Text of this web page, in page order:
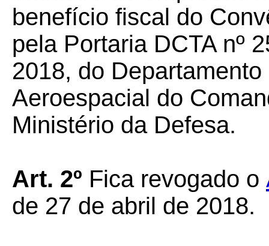
benefício fiscal do
pela Portaria DCTA nº
2018, do
Aeroespacial do
Ministério da Defesa.
Art. 2º Fica revogado o
de 27 de abril de 2018.